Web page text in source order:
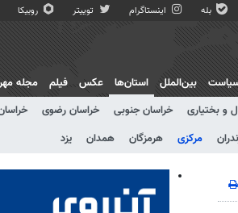
بله اینستاگرام توییتر روبیکا
بین‌الملل
استان‌ها
و بختیاری خراسان جنوبی خراسان رضوی
مرکزی هرمزگان همدان یزد
عکس فیلم مجله